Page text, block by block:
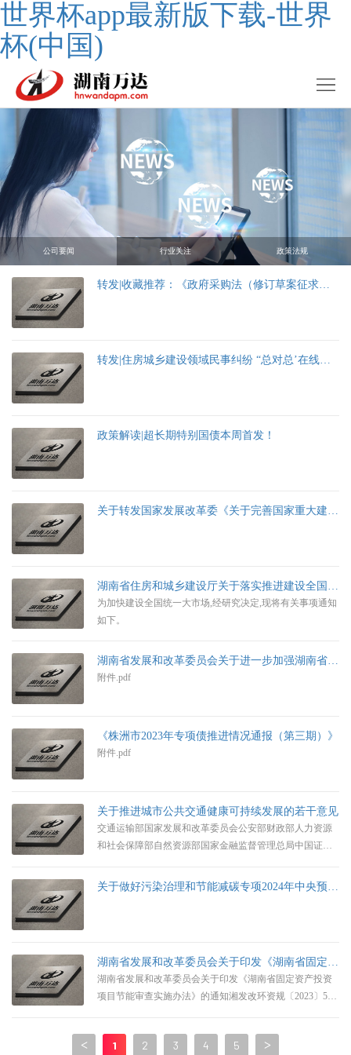
世界杯app最新版下载-世界
杯(中国)
公司要闻 行业关注 政策法规
转发|收藏推荐：《政府采购法（修订草案征求意见稿）》25处新鲜解读！
转发|住房城乡建设领域民事纠纷 “总对总’在线诉调对接机制十问十答
政策解读|超长期特别国债本周首发！
为加快建设全国统一大市场,经研究决定,现将有关事项通知
如下。
湖南省发展和改革委员会关于进一步加强湖南省综合评标专家库和评标专家管理的通知
附件.pdf
《株洲市2023年专项债推进情况通报（第三期）》
附件.pdf
关于推进城市公共交通健康可持续发展的若干意见
交通运输部国家发展和改革委员会公安部财政部人力资源
和社会保障部自然资源部国家金融监督管理总局中国证券
康可持续发展的若干意见为全面贯彻落实党的二十大精
等因素，
关于做好污染治理和节能减碳专项2024年中央预算内投资项目储备工作的通知
湖南省发展和改革委员会关于印发《湖南省固定资产投资
项目节能审查实施办法》的通知湘发改环资规〔2023〕525
们,请认真组织实施。湖南省发展和改革委员会2023年8月15
< 1 2 3 4 5 >